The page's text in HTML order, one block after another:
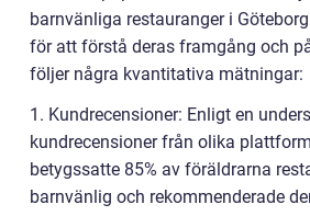
barnvänliga restauranger i
för att förstå deras framgång och
följer några kvantitativa mätningar:
1. Kundrecensioner: Enligt en
kundrecensioner från olika
betygssatte 85% av föräldrarna
barnvänlig och rekommenderade